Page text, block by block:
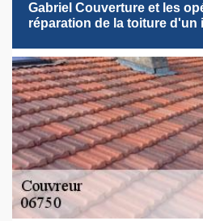
Gabriel Couverture et les
réparation de la toiture d'un